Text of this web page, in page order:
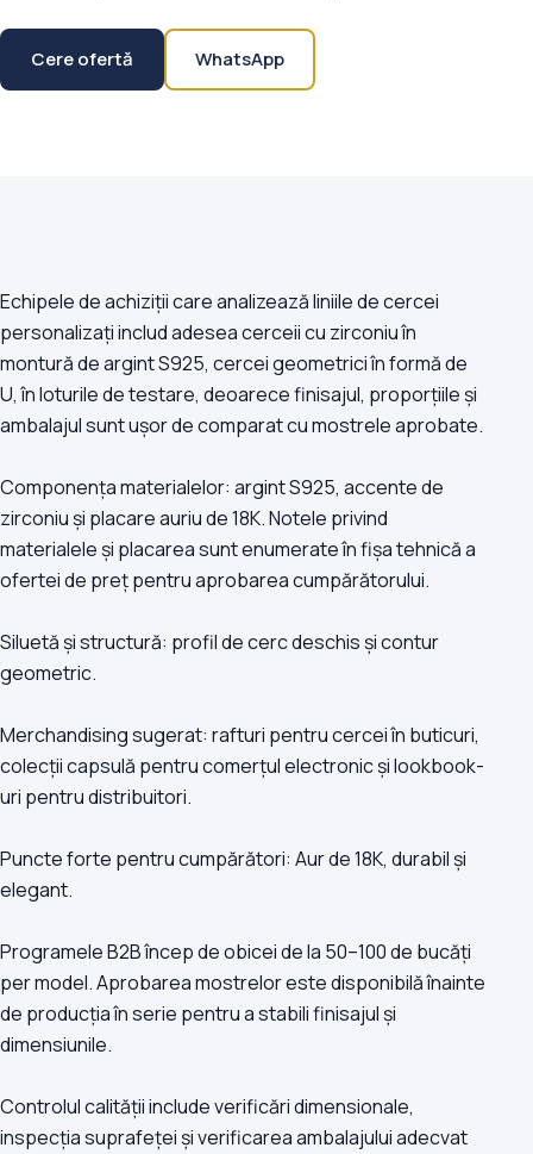
Cere ofertă WhatsApp
Echipele de achiziții care analizează liniile de cercei
personalizați includ adesea cerceii cu zirconiu în
montură de argint S925, cercei geometrici în formă de
U, în loturile de testare, deoarece finisajul, proporțiile și
ambalajul sunt ușor de comparat cu mostrele aprobate.
Componența materialelor: argint S925, accente de
zirconiu și placare auriu de 18K. Notele privind
materialele și placarea sunt enumerate în fișa tehnică a
ofertei de preț pentru aprobarea cumpărătorului.
Siluetă și structură: profil de cerc deschis și contur
geometric.
Merchandising sugerat: rafturi pentru cercei în buticuri,
colecții capsulă pentru comerțul electronic și lookbook-
uri pentru distribuitori.
Puncte forte pentru cumpărători: Aur de 18K, durabil și
elegant.
Programele B2B încep de obicei de la 50–100 de bucăți
per model. Aprobarea mostrelor este disponibilă înainte
de producția în serie pentru a stabili finisajul și
dimensiunile.
Controlul calității include verificări dimensionale,
inspecția suprafeței și verificarea ambalajului adecvat